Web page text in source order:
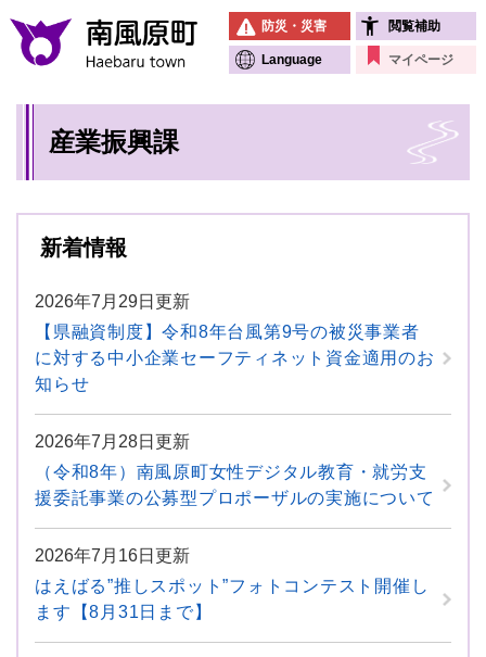
メニューを飛ばして本文へ
防災・災害 閲覧補助
Language マイページ
産業振興課
新着情報
2026年7月29日更新
【県融資制度】令和8年台風第9号の被災事業者
に対する中小企業セーフティネット資金適用のお
知らせ
2026年7月28日更新
（令和8年）南風原町女性デジタル教育・就労支
援委託事業の公募型プロポーザルの実施について
2026年7月16日更新
はえばる”推しスポット”フォトコンテスト開催し
ます【8月31日まで】